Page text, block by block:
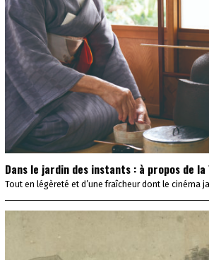
Dans le jardin des instants : à propos de la
Tout en légèreté et d’une fraîcheur dont le cinéma